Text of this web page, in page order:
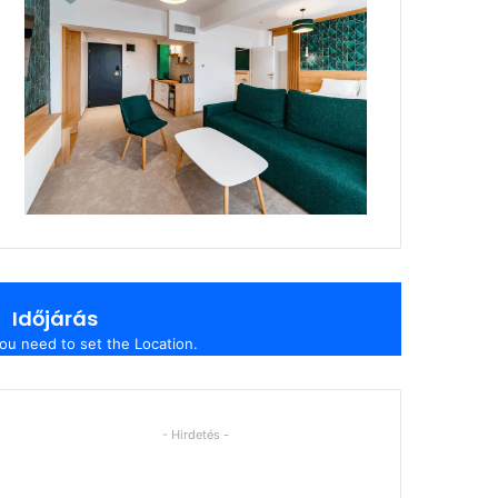
Időjárás
need to set the Location.
- Hirdetés -